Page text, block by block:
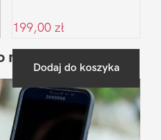
199,00 zł
Dodaj do koszyka
blogu